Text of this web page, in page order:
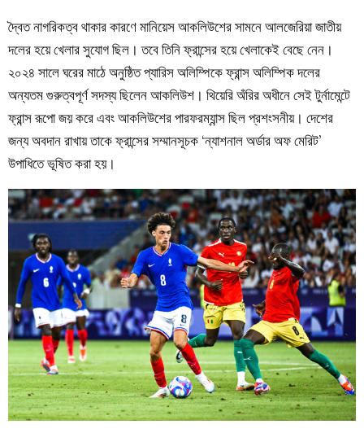
দ্বৈত নাগরিকত্ব থাকার কারণে মানিয়েস আকলিউশের সামনে আলজেরিয়া জাতীয়
দলের হয়ে খেলার সুযোগ ছিল। তবে তিনি ফ্রান্সের হয়ে খেলাকেই বেছে নেন।
২০২৪ সালে ঘরের মাঠে অনুষ্ঠিত প্যারিস অলিম্পিকে ফ্রান্স অলিম্পিক দলের
অন্যতম গুরুত্বপূর্ণ সদস্য ছিলেন আকলিউশ। থিয়েরি অঁরির অধীনে সেই টুর্নামেন্টে
ফ্রান্স রূপো জয় করে এবং আকলিউশের পারফরম্যান্স ছিল প্রশংসনীয়। দেশের
জন্য অবদান রাখায় তাকে ফ্রান্সের সম্মানসূচক ‘ন্যাশনাল অর্ডার অফ মেরিট’
উপাধিতে ভূষিত করা হয়।